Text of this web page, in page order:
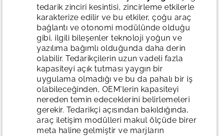
tedarik zinciri kesintisi, zincirleme etkilerle
karakterize edilir ve bu etkiler, çoğu araç
bağlantı ve otonomi modülünde olduğu
gibi, ilgili bileşenler teknoloji yoğun ve
yazılıma bağımlı olduğunda daha derin
olabilir. Tedarikçilerin uzun vadeli fazla
kapasiteyi açık tutması yaygın bir
uygulama olmadığı ve bu da pahalı bir iş
olabileceğinden, OEM'lerin kapasiteyi
nereden temin edeceklerini belirlemeleri
gerekir. Tedarikçi açısından bakıldığında,
araç iletişim modülleri makul ölçüde birer
meta haline gelmiştir ve marjların